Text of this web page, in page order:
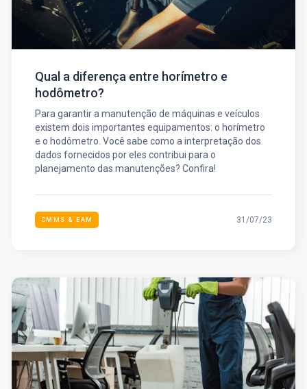
Qual a diferença entre horímetro e
hodômetro?
Para garantir a manutenção de máquinas e veículos
existem dois importantes equipamentos: o horímetro
e o hodômetro. Você sabe como a interpretação dos
dados fornecidos por eles contribui para o
planejamento das manutenções? Confira!
CMMS & EAM 31/07/23